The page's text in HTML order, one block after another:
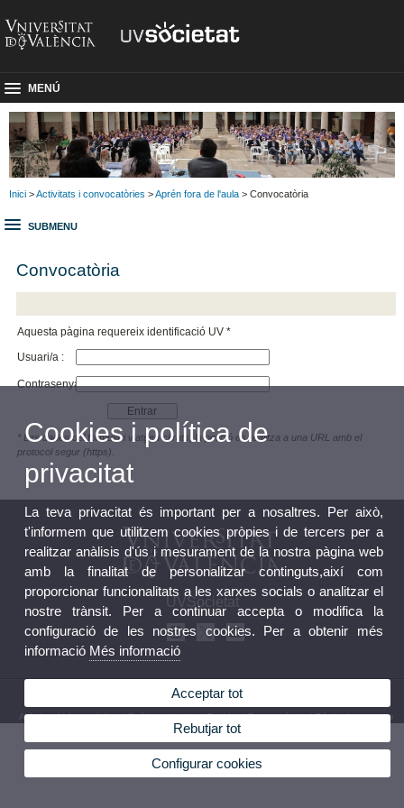
MENÚ
Inici >Activitats i convocatòries >Aprén fora de l'aula > Convocatòria
SUBMENU
Convocatòria
Aquesta pàgina requereix identificació UV *
Usuari/a :
Contrasenya :
* Les dades del formulari viatgen cifrats, la petició es realitza a una URL amb el
protocol segur (https).
UVSocietat
© 2026 UV. - Carrer Universitat, 2. 46003 València. Espanya. Tel: (+34) 963 395007
Avís legal|Accessibilitat|Política privacitat|Cookies|Transparència|Bústia de contacte
Cookies i política de
privacitat
La teva privacitat és important per a nosaltres. Per això,
t'informem que utilitzem cookies pròpies i de tercers per a
realitzar anàlisis d'ús i mesurament de la nostra pàgina web
amb la finalitat de personalitzar continguts,així com
proporcionar funcionalitats a les xarxes socials o analitzar el
nostre trànsit. Per a continuar accepta o modifica la
configuració de les nostres cookies. Per a obtenir més
informació Més informació
Acceptar tot
Rebutjar tot
Configurar cookies